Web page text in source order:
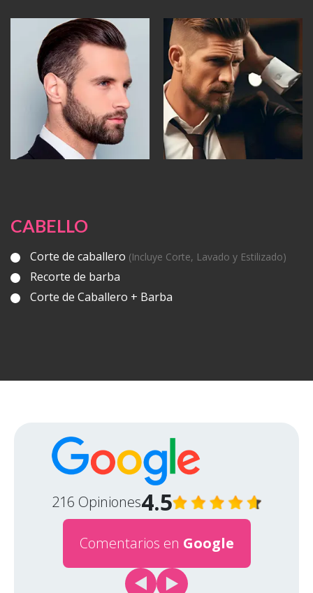
CABELLO
Corte de caballero (Incluye Corte, Lavado y Estilizado)
Recorte de barba
Corte de Caballero + Barba
216 Opiniones4.5
Comentarios en Google